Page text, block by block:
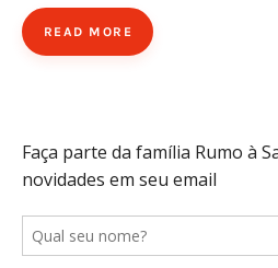
READ MORE